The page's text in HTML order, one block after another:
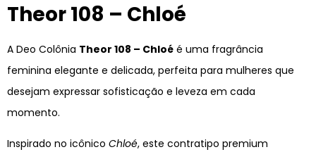
Theor 108 – Chloé
A Deo Colônia Theor 108 – Chloé é uma fragrância
feminina elegante e delicada, perfeita para mulheres que
desejam expressar sofisticação e leveza em cada
momento.
Inspirado no icônico Chloé, este contratipo premium